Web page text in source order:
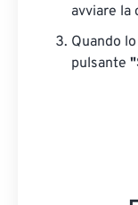
avviare la
Quando
pulsante